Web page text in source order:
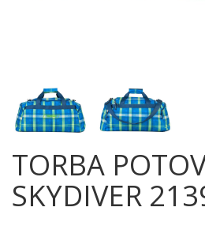
TORBA
SKYDIVER